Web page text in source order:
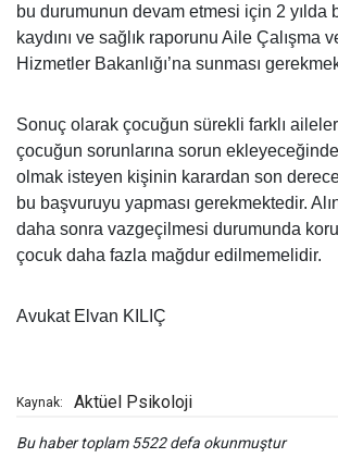
bu durumunun devam etmesi için 2 yılda
kaydını ve sağlık raporunu Aile Çalışma
Hizmetler Bakanlığı’na sunması
Sonuç olarak çocuğun sürekli farklı
çocuğun sorunlarına sorun
olmak isteyen kişinin karardan son
bu başvuruyu yapması gerekmektedir.
daha sonra vazgeçilmesi durumunda
çocuk daha fazla mağdur edilmemelidir.
Avukat Elvan KILIÇ
Kaynak: Aktüel Psikoloji
Bu haber toplam 5522 defa okunmuştur